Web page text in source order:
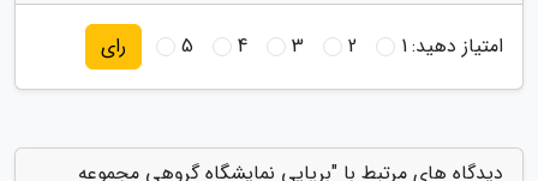
امتیاز دهید:1
2
3
4
5 رای
دیدگاه های مرتبط با "برپایی نمایشگاه گروهی مجموعه